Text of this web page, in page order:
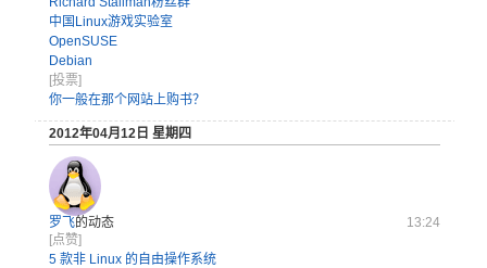
中国Linux游戏实验室
OpenSUSE
Debian
[投票]
你一般在那个网站上购书？
2012年04月12日 星期四
罗飞的动态
13:24
[点赞]
5 款非 Linux 的自由操作系统